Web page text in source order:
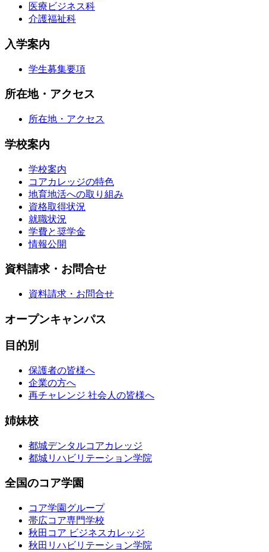
医療ビジネス科
介護福祉科
入学案内
学生募集要項
所在地・アクセス
所在地・アクセス
学校案内
学校案内
コアカレッジの特色
地育地活への取り組み
資格取得状況
就職状況
学費と奨学金
情報公開
資料請求・お問合せ
資料請求・お問合せ
オープンキャンパス
目的別
保護者の皆様へ
企業の方へ
再チャレンジ 社会人の皆様へ
姉妹校
都城デンタルコアカレッジ
都城リハビリテーション学院
全国のコア学園
コア学園グループ
帯広コア専門学校
秋田コア ビジネスカレッジ
秋田リハビリテーション学院